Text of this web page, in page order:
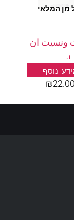
מן המלאי
ونسيت ان
انسى
נוסף
₪22.00